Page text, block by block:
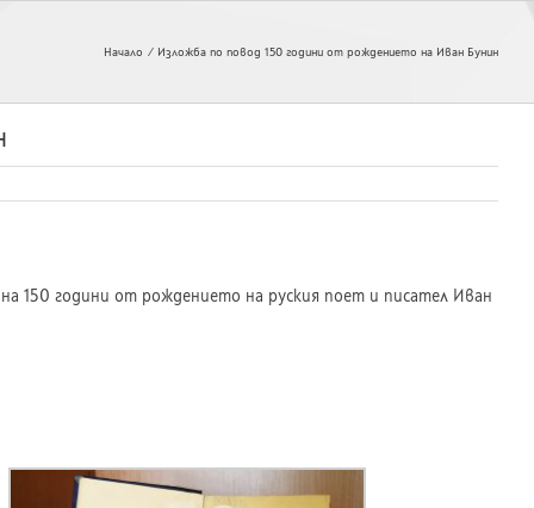
Начало Изложба по повод 150 години от рождението на Иван Бунин
150 години от рождението на руския поет и писател Иван